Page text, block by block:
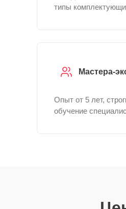
типы
Мастера-
Опыт от 5 лет,
обучение